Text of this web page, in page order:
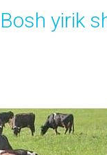
yirik